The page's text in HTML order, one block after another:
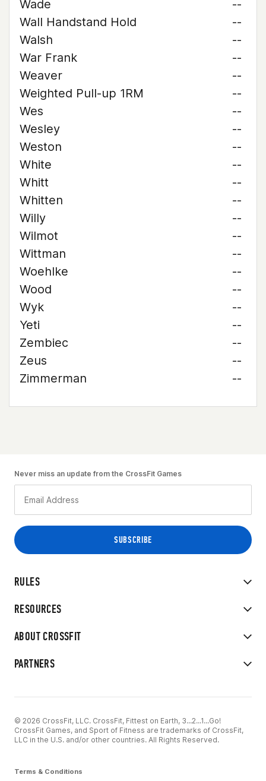
Wade
--
Wall Handstand Hold
--
Walsh
--
War Frank
--
Weaver
--
Weighted Pull-up 1RM
--
Wes
--
Wesley
--
Weston
--
White
--
Whitt
--
Whitten
--
Willy
--
Wilmot
--
Wittman
--
Woehlke
--
Wood
--
Wyk
--
Yeti
--
Zembiec
--
Zeus
--
Zimmerman
--
RULES
RESOURCES
ABOUT CROSSFIT
PARTNERS
Never miss an update from the CrossFit Games
© 2026 CrossFit, LLC. CrossFit, Fittest on Earth, 3...2...1...Go!
CrossFit Games, and Sport of Fitness are trademarks of CrossFit,
LLC in the U.S. and/or other countries. All Rights Reserved.
Terms & Conditions